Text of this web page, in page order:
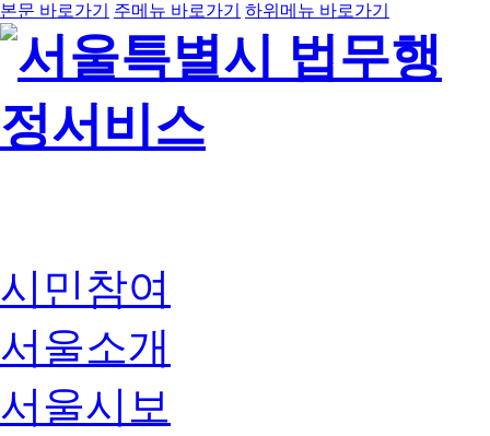
본문 바로가기 주메뉴 바로가기 하위메뉴 바로가기
시민참여
서울소개
서울시보